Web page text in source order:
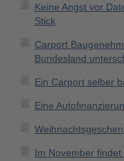
Keine Angst vor
Stick
Carport
Bundesland
Ein Carport selber
Eine
Im November